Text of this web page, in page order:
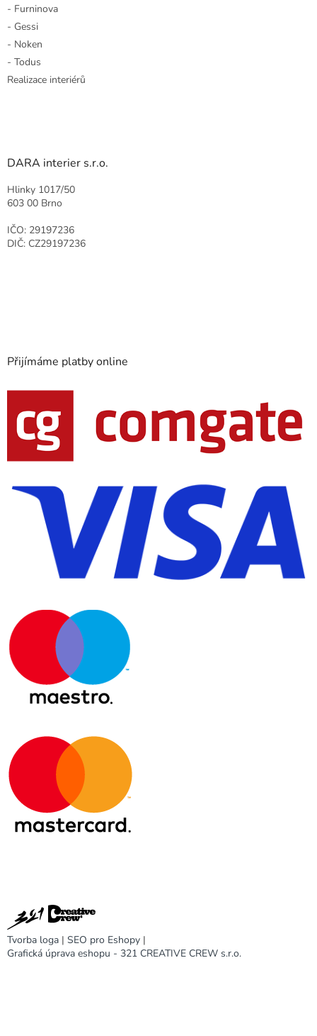
- Furninova
- Gessi
- Noken
- Todus
Realizace interiérů
DARA interier s.r.o.
Hlinky 1017/50
603 00 Brno
IČO: 29197236
DIČ: CZ29197236
Přijímáme platby online
Tvorba loga | SEO pro Eshopy |
Grafická úprava eshopu - 321 CREATIVE CREW s.r.o.